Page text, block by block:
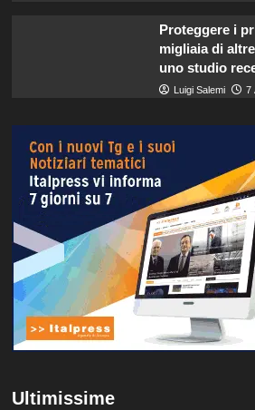
Proteggere i
migliaia di
uno studio
Luigi Salemi 7
Ultimissime